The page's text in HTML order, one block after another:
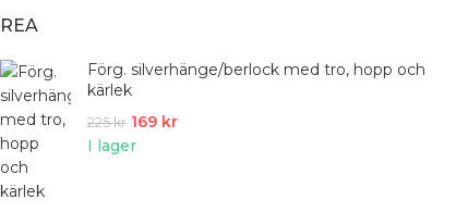
REA
Förg. silverhänge/berlock med tro, hopp och
kärlek
225kr 169 kr
I lager